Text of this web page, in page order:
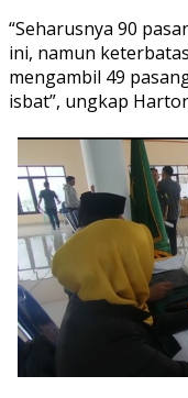
“Seharusnya 90
ini, namun
mengambil 49
isbat”, ungkap